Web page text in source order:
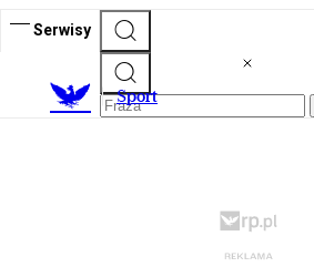
Serwisy
Sport